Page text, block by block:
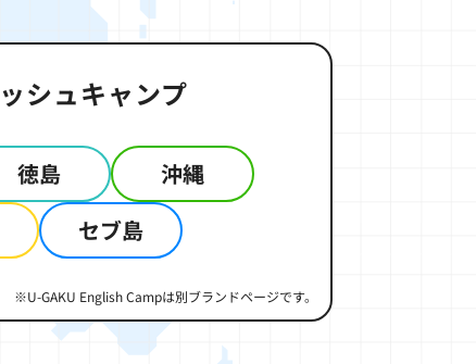
シュキャンプ
徳島
沖縄
セブ島
※U-GAKU English Campは別ブランドページです。